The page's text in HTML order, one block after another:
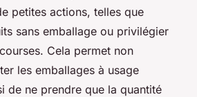
petites actions, telles que
sans emballage ou privilégier
Cela permet non
les emballages à usage
de ne prendre que la quantité